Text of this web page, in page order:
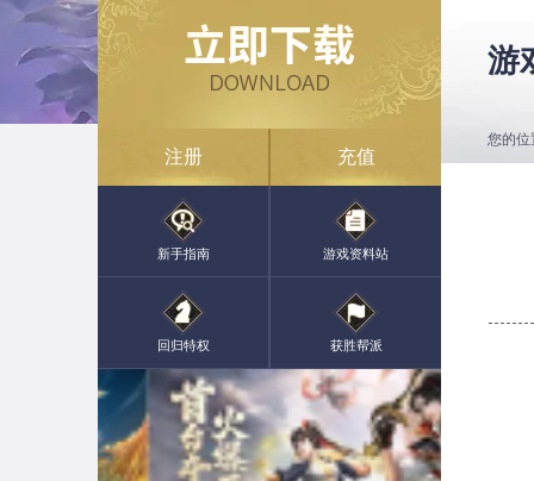
注册 充值
新手指南 游戏资料站
回归特权 获胜帮派
游
您的位